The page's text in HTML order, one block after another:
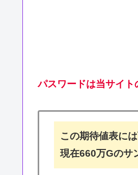
パスワードは当サイ
この期待値表に
現在660万Gのサ